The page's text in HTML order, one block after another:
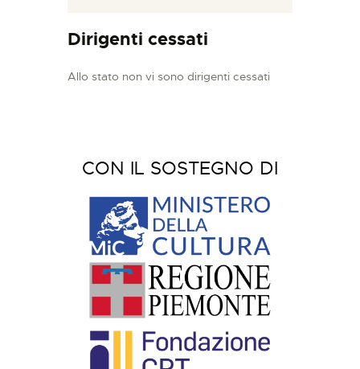
Dirigenti cessati
Allo stato non vi sono dirigenti cessati
CON IL SOSTEGNO DI